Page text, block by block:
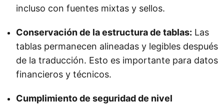
incluso con fuentes mixtas y sellos.
Conservación de la estructura de tablas: Las
tablas permanecen alineadas y legibles después
de la traducción. Esto es importante para datos
financieros y técnicos.
Cumplimiento de seguridad de nivel